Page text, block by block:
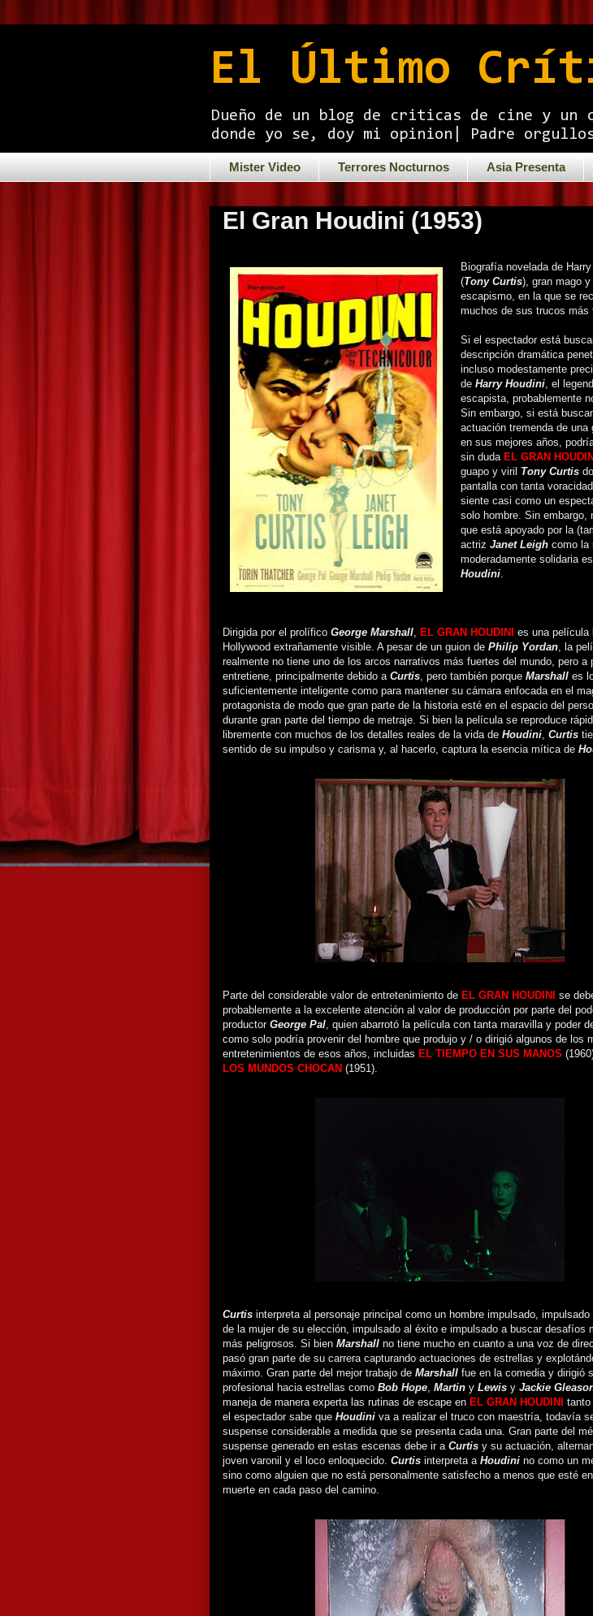
El Último
Dueño de un blog de criticas de cine y un
donde yo se, doy mi opinion| Padre
Mister Video Terrores Nocturnos Asia Presenta
El Gran Houdini (1953)
Biografía novelada de
(Tony Curtis), gran mago y
escapismo, en la que se
muchos de sus trucos más
Si el espectador está
descripción dramática
incluso modestamente
de Harry Houdini, el
escapista, probablemente
Sin embargo, si está
actuación tremenda de una
en sus mejores años,
sin duda EL GRAN HOUDINI
guapo y viril Tony Curtis
pantalla con tanta
siente casi como un
solo hombre. Sin embargo,
que está apoyado por la
actriz Janet Leigh como la
moderadamente solidaria
Houdini.
Dirigida por el prolífico George Marshall, EL GRAN HOUDINI
es una película
Hollywood extrañamente visible. A pesar de un guion de Philip Yordan, la
realmente no tiene uno de los arcos narrativos más fuertes del mundo, pero a
entretiene, principalmente debido a Curtis, pero también porque Marshall es
suficientemente inteligente como para mantener su cámara enfocada en el
protagonista de modo que gran parte de la historia esté en el espacio del
durante gran parte del tiempo de metraje. Si bien la película se reproduce
libremente con muchos de los detalles reales de la vida de Houdini, Curtis
sentido de su impulso y carisma y, al hacerlo, captura la esencia mítica de
Parte del considerable valor de entretenimiento de EL GRAN HOUDINI
se
probablemente a la excelente atención al valor de producción por parte del
productor George Pal, quien abarrotó la película con tanta maravilla y poder
como solo podría provenir del hombre que produjo y / o dirigió algunos de los
entretenimientos de esos años, incluidas EL TIEMPO EN SUS MANOS
LOS MUNDOS CHOCAN (1951).
Curtis interpreta al personaje principal como un hombre impulsado, impulsado
de la mujer de su elección, impulsado al éxito e impulsado a buscar desafíos
más peligrosos. Si bien Marshall no tiene mucho en cuanto a una voz de
pasó gran parte de su carrera capturando actuaciones de estrellas y
máximo. Gran parte del mejor trabajo de Marshall fue en la comedia y dirigió
profesional hacia estrellas como Bob Hope, Martin y Lewis y Jackie
maneja de manera experta las rutinas de escape en EL GRAN HOUDINI
tanto
el espectador sabe que Houdini va a realizar el truco con maestría, todavía
suspense considerable a medida que se presenta cada una. Gran parte del
suspense generado en estas escenas debe ir a Curtis y su actuación,
joven varonil y el loco enloquecido. Curtis interpreta aHoudini no como un
sino como alguien que no está personalmente satisfecho a menos que esté
muerte en cada paso del camino.